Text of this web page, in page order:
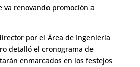
va renovando promoción a
por el Área de Ingeniería
detalló el cronograma de
enmarcados en los festejos